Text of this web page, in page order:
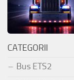
CATEGORII
Bus ETS2